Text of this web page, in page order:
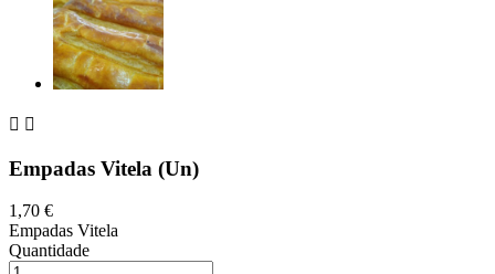
 
Empadas Vitela (Un)
1,70 €
Empadas Vitela
Quantidade